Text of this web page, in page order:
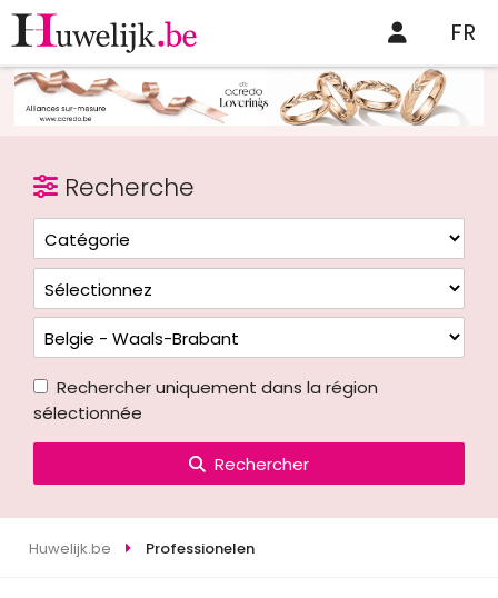
FR
Recherche
Rechercher uniquement dans la région
sélectionnée
Rechercher
Huwelijk.be Professionelen